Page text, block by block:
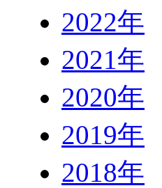
2022年
2021年
2020年
2019年
2018年